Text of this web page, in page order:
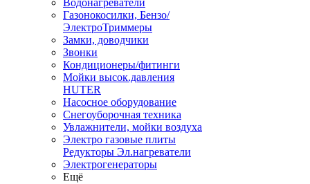
Водонагреватели
Газонокосилки, Бензо/
ЭлектроТриммеры
Замки, доводчики
Звонки
Кондиционеры/фитинги
Мойки высок.давления
HUTER
Насосное оборудование
Снегоуборочная техника
Увлажнители, мойки воздуха
Электро газовые плиты
Редукторы Эл.нагреватели
Электрогенераторы
Ещё